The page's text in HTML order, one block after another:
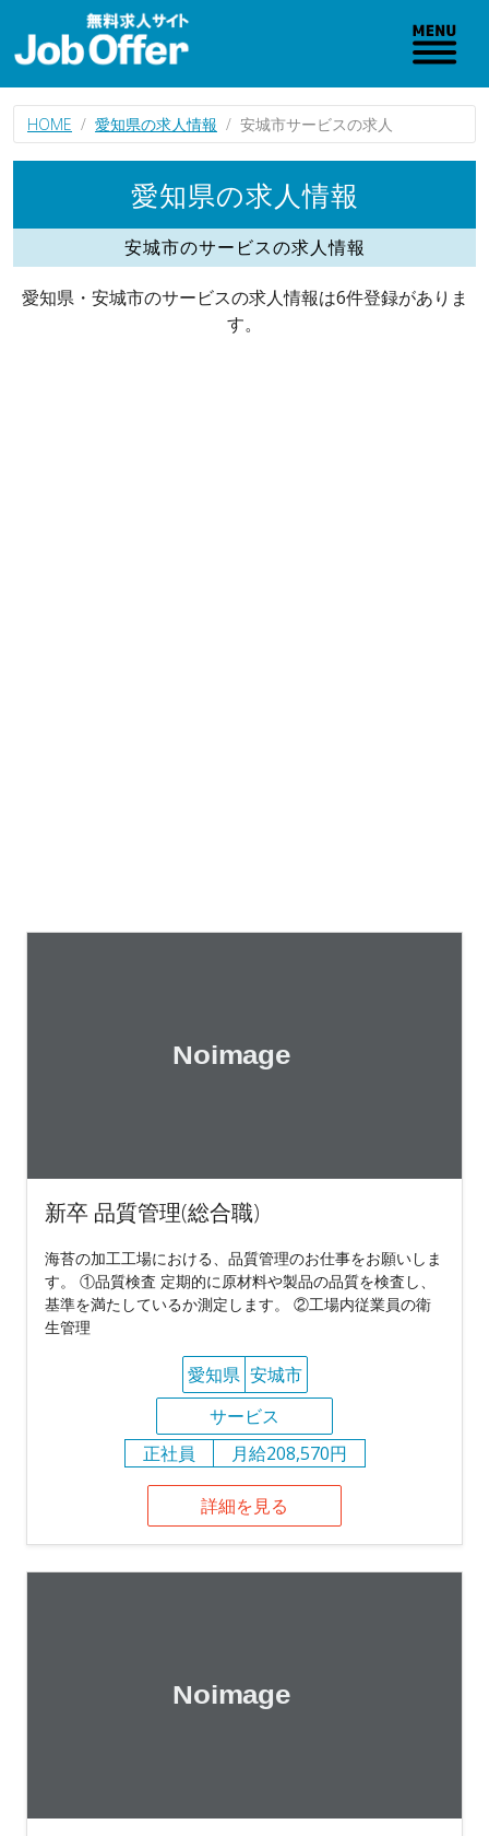
HOME 愛知県の求人情報 安城市サービスの求人
愛知県の求人情報
安城市のサービスの求人情報
愛知県・安城市のサービスの求人情報は6件登録がありま
す。
新卒 品質管理(総合職)
海苔の加工工場における、品質管理のお仕事をお願いしま
す。 ①品質検査 定期的に原材料や製品の品質を検査し、
基準を満たしているか測定します。 ②工場内従業員の衛
生管理
愛知県 安城市
サービス
正社員
月給208,570円
詳細を見る